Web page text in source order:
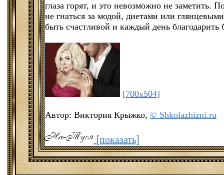
глаза горят, и это невозможно не заметить.
не гнаться за модой, диетами или
быть счастливой и каждый день
[700x504]
Автор: Виктория Крыжко, © Shkolazhizni.ru
[показать]